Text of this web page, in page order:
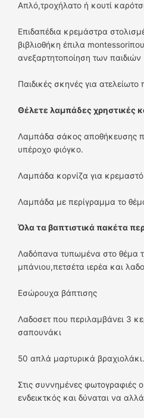
Απλό,τροχήλατο ή κουτί
Επιδαπέδια κρεμάστρα
βιβλιοθήκη έπιλα
ανεξαρτητοποίηση των παιδιών
Παιδικές σκηνές για ατελείωτο
Θέλετε λαμπάδες χρηστικές
Λαμπάδα σάκος αποθήκευσης
υπέροχο φιόγκο.
Λαμπάδα κορνίζα για
Λαμπάδα με περίγραμμα το
Όλα τα βαπτιστικά πακέτα
Λαδόπανα τυπωμένα στο θέμα
μπάνιου,πετσέτα ιερέα και
Εσώρουχα βάπτισης
Λαδοσετ που περιλαμβάνει 3
σαπουνάκι
50 απλά μαρτυρικά βραχιολάκι.
Στις συννημένες φωτογραφιές ο
ενδεικτκός και δύναται να